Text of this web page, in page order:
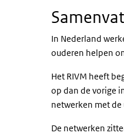
In Nederland
ouderen helpen
Het RIVM heeft
op dan de vorige
netwerken met
De netwerken